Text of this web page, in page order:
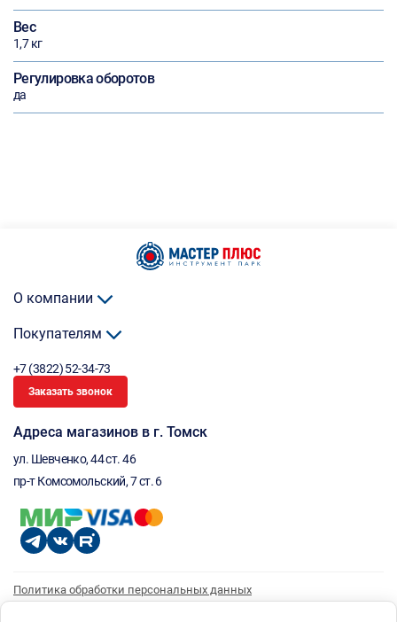
Вес
1,7 кг
Регулировка оборотов
да
О компании
Покупателям
+7 (3822) 52-34-73
Заказать звонок
Адреса магазинов в г. Томск
ул. Шевченко, 44 ст. 46
пр-т Комсомольский, 7 ст. 6
Политика обработки персональных данных